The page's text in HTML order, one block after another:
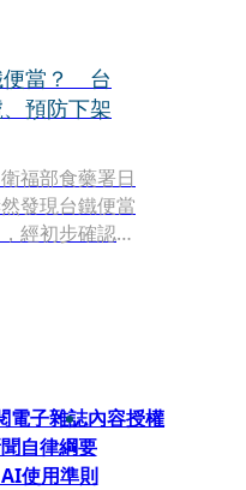
便當？ 台
預防下架
福部食藥署日
發現台鐵便當
經初步確認使
電子雜誌內容授權
自律綱要
AI使用準則